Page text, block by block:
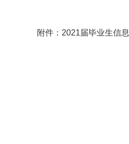
附件：2021届毕业生信息